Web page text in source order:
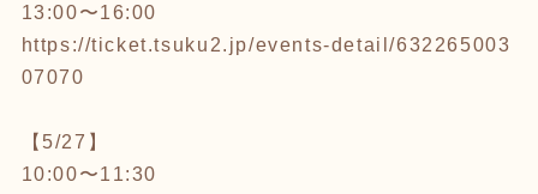
13:00〜16:00
https://ticket.tsuku2.jp/events-detail/632265003
07070
【5/27】
10:00〜11:30